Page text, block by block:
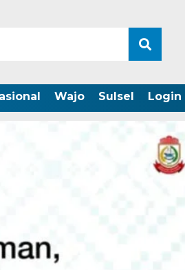
Wajo Sulsel Login